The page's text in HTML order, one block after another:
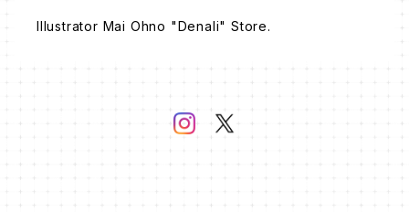
Illustrator Mai Ohno "Denali" Store.